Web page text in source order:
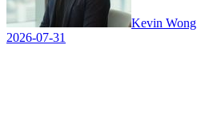
Kevin Wong
2026-07-31